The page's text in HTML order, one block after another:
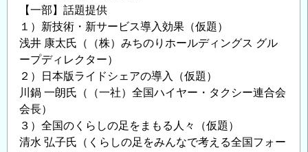
【一部】話題提供
１）新技術・新サービス導入効果（仮題）
浅井 康太氏（（株）みちのりホールディングス グル
ープディレクター）
２）日本版ライドシェアの導入（仮題）
川鍋 一朗氏（（一社）全国ハイヤー・タクシー連合会
会長）
３）全国のくらしの足をまもる人々（仮題）
清水 弘子氏（くらしの足をみんなで考える全国フォー